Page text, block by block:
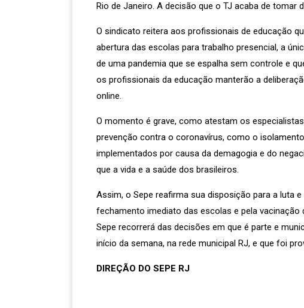
Rio de Janeiro. A decisão que o TJ acaba de
O sindicato reitera aos profissionais de educação
abertura das escolas para trabalho presencial, a
de uma pandemia que se espalha sem controle e
os profissionais da educação manterão a
online.
O momento é grave, como atestam os
prevenção contra o coronavírus, como o
implementados por causa da demagogia e do
que a vida e a saúde dos brasileiros.
Assim, o Sepe reafirma sua disposição para a luta
fechamento imediato das escolas e pela
Sepe recorrerá das decisões em que é parte e
início da semana, na rede municipal RJ, e que foi
DIREÇÃO DO SEPE RJ